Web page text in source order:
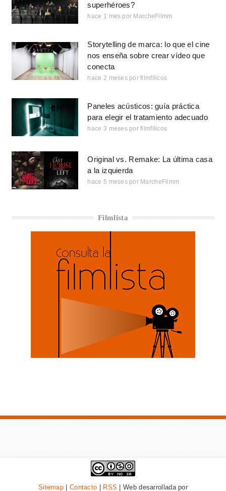
superhéroes?
hace 1 mes por MarcheFilmm
Storytelling de marca: lo que el cine
nos enseña sobre crear vídeo que
conecta
hace 2 meses por filmfilicos
Paneles acústicos: guía práctica
para elegir el tratamiento adecuado
hace 3 meses por filmfilicos
Original vs. Remake: La última casa
a la izquierda
hace 5 meses por MarcheFilmm
Filmlista
Sitemap Contacto RSS | Web desarrollada por